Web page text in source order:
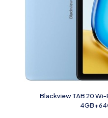
Blackview TAB 20